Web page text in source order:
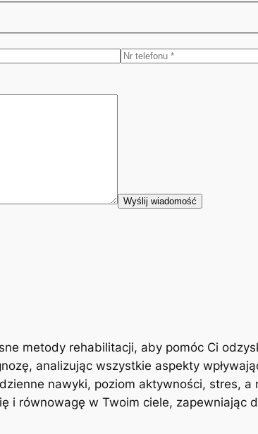
metody rehabilitacji, aby pomóc Ci
analizując wszystkie aspekty
nawyki, poziom aktywności, stres, a
równowagę w Twoim ciele, zapewniając